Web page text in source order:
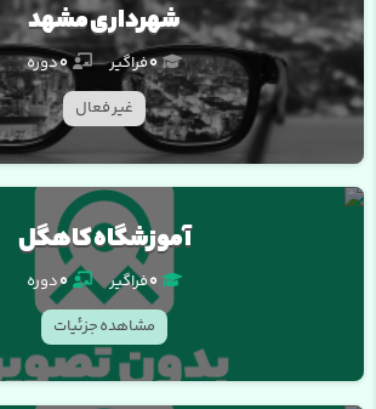
شهرداری مشهد
0فراگیر 0دوره
غیر فعال
آموزشگاه کاهگل
0فراگیر 0دوره
مشاهده جزئیات